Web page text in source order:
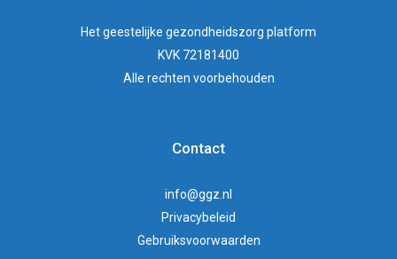
Hetgeestelijke gezondheidszorg platform
KVK 72181400
Alle rechten voorbehouden
Contact
info@ggz.nl
Privacybeleid
Gebruiksvoorwaarden